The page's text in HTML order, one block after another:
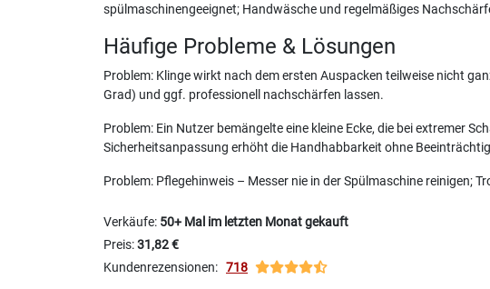
spülmaschinengeeignet; Handwäsche und regelmäßiges
Häufige Probleme & Lösungen
Problem: Klinge wirkt nach dem ersten Auspacken teilweise nicht
Grad) und ggf. professionell nachschärfen lassen.
Problem: Ein Nutzer bemängelte eine kleine Ecke, die bei extremer
Sicherheitsanpassung erhöht die Handhabbarkeit ohne
Problem: Pflegehinweis – Messer nie in der Spülmaschine reinigen;
Verkäufe: 50+ Mal im letzten Monat gekauft
Preis:31,82 €
Kundenrezensionen: 718